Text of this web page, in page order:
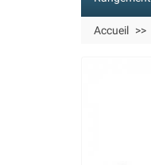
Accueil